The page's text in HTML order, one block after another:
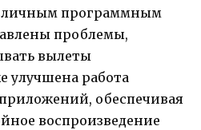
программным
проблемы,
вылеты
улучшена работа
обеспечивая
воспроизведение